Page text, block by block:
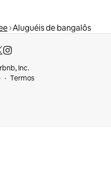
Aluguéis de bangalôs
Inc.
Termos